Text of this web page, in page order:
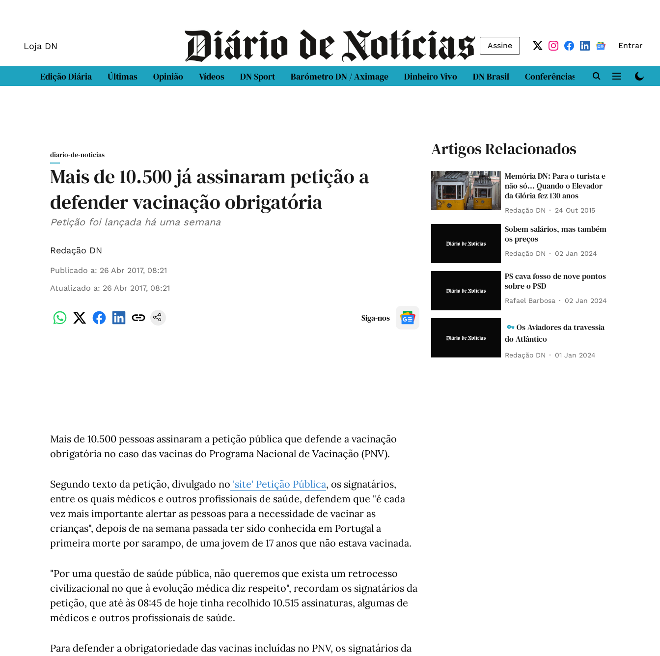
Loja DN Assine Entrar
Edição Diária Últimas Opinião Vídeos DN Sport Barómetro DN / Aximage Dinheiro Vivo DN Brasil Conferências DN LAB
diario-de-noticias
Mais de 10.500 já assinaram petição a
defender vacinação obrigatória
Petição foi lançada há uma semana
Redação DN
Publicado a: 26 Abr 2017, 08:21
Atualizado a: 26 Abr 2017, 08:21
Siga-nos
Mais de 10.500 pessoas assinaram a petição pública que defende a vacinação
obrigatória no caso das vacinas do Programa Nacional de Vacinação (PNV).
Segundo texto da petição, divulgado no 'site' Petição Pública, os signatários,
entre os quais médicos e outros profissionais de saúde, defendem que "é cada
vez mais importante alertar as pessoas para a necessidade de vacinar as
crianças", depois de na semana passada ter sido conhecida em Portugal a
primeira morte por sarampo, de uma jovem de 17 anos que não estava vacinada.
"Por uma questão de saúde pública, não queremos que exista um retrocesso
civilizacional no que à evolução médica diz respeito", recordam os signatários da
petição, que até às 08:45 de hoje tinha recolhido 10.515 assinaturas, algumas de
médicos e outros profissionais de saúde.
Para defender a obrigatoriedade das vacinas incluídas no PNV, os signatários da
Artigos Relacionados
Memória DN: Para o turista e
não só... Quando o Elevador
da Glória fez 130 anos
Redação DN 24 Out 2015
Sobem salários, mas também
os preços
Redação DN 02 Jan 2024
PS cava fosso de nove pontos
sobre o PSD
Rafael Barbosa 02 Jan 2024
Os Aviadores da travessia
do Atlântico
Redação DN 01 Jan 2024